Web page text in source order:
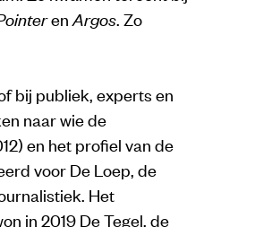
en Argos. Zo
bij publiek, experts en
naar wie de
en het profiel van de
voor De Loep, de
Het
in 2019 De Tegel, de